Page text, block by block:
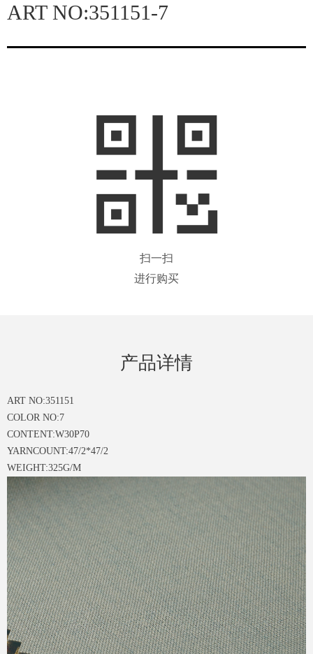
ART NO:351151
COLOR NO:7
CONTENT:W30P70
YARNCOUNT:47/2*47/2
WEIGHT:325G/M
产品详情
ART NO:351151-7
扫一扫
进行购买